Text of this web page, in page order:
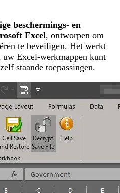
beschermings- en
Excel, ontworpen om
te beveiligen. Het werkt
uw Excel-werkmappen kunt
staande toepassingen.